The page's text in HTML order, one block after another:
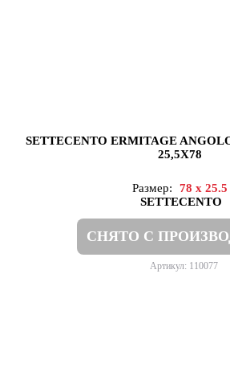
SETTECENTO ERMITAGE
25,5X78
Размер:
78 x 25.5
SETTECENTO
СНЯТО С
Артикул: 110077